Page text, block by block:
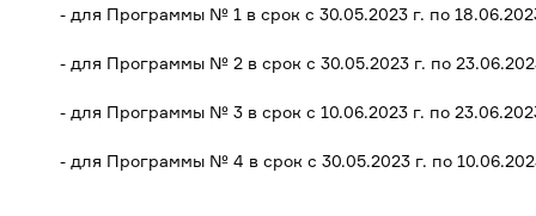
- для Программы № 1 в срок с 30.05.2023 г. по
- для Программы № 2 в срок с 30.05.2023 г. по
- для Программы № 3 в срок с 10.06.2023 г. по
- для Программы № 4 в срок с 30.05.2023 г. по